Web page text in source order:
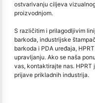
ostvarivanju ciljeva
proizvodnjom.
S različitim i prilagodljivim
barkoda, industrijske
barkoda i PDA uređaja,
upravljanju. Ako se naša
vas, kontaktirajte nas.
prijave prikladnih industrija.